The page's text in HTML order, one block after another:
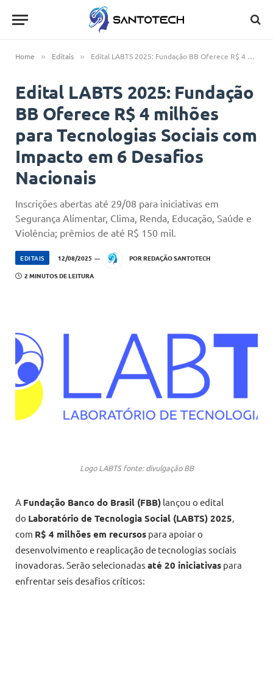
Home » Editais » Edital LABTS 2025: Fundação BB Oferece R$ 4 milhões para Tecnologias Sociais com Impacto em 6 Desafios Nacionais
Edital LABTS 2025: Fundação
BB Oferece R$ 4 milhões
para Tecnologias Sociais com
Impacto em 6 Desafios
Nacionais
Inscrições abertas até 29/08 para iniciativas em
Segurança Alimentar, Clima, Renda, Educação, Saúde e
Violência; prêmios de até R$ 150 mil.
EDITAIS 12/08/2025 POR REDAÇÃO SANTOTECH
2 MINUTOS DE LEITURA
Logo LABTS fonte: divulgação BB
A Fundação Banco do Brasil (FBB) lançou o edital
do Laboratório de Tecnologia Social (LABTS) 2025,
com R$ 4 milhões em recursos para apoiar o
desenvolvimento e reaplicação de tecnologias sociais
inovadoras. Serão selecionadas até 20 iniciativas para
enfrentar seis desafios críticos: